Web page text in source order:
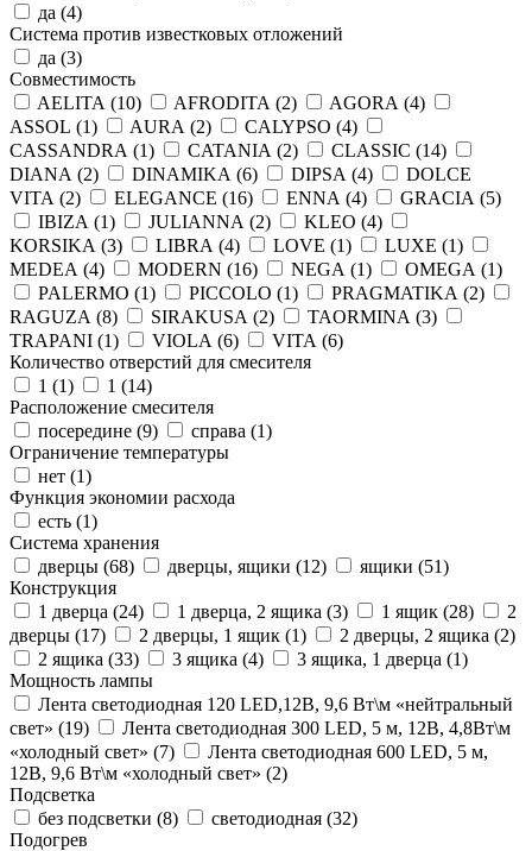
да (4)
Система против известковых отложений
да (3)
Совместимость
AELITA (10) AFRODITA (2) AGORA (4)
ASSOL (1) AURA (2) CALYPSO (4)
CASSANDRA (1) CATANIA (2) CLASSIC (14)
DIANA (2) DINAMIKA (6) DIPSA (4)
DOLCE
VITA (2) ELEGANCE (16) ENNA (4) GRACIA (5)
IBIZA (1) JULIANNA (2) KLEO (4)
KORSIKA (3) LIBRA (4) LOVE (1) LUXE (1)
MEDEA (4) MODERN (16) NEGA (1) OMEGA (1)
PALERMO (1) PICCOLO (1) PRAGMATIKA (2)
RAGUZA (8) SIRAKUSA (2) TAORMINA (3)
TRAPANI (1) VIOLA (6) VITA (6)
Количество отверстий для смесителя
1 (1) 1 (14)
Расположение смесителя
посередине (9) справа (1)
Ограничение температуры
нет (1)
Функция экономии расхода
есть (1)
Система хранения
дверцы (68) дверцы, ящики (12) ящики (51)
Конструкция
1 дверца (24) 1 дверца, 2 ящика (3) 1 ящик (28)
2
дверцы (17) 2 дверцы, 1 ящик (1) 2 дверцы, 2 ящика (2)
2 ящика (33) 3 ящика (4) 3 ящика, 1 дверца (1)
Мощность лампы
Лента светодиодная 120 LED,12В, 9,6 Вт\м «нейтральный
свет» (19)
Лента светодиодная 300 LED, 5 м, 12В, 4,8Вт\м
«холодный свет» (7)
Лента светодиодная 600 LED, 5 м,
12В, 9,6 Вт\м «холодный свет» (2)
Подсветка
без подсветки (8) светодиодная (32)
Подогрев